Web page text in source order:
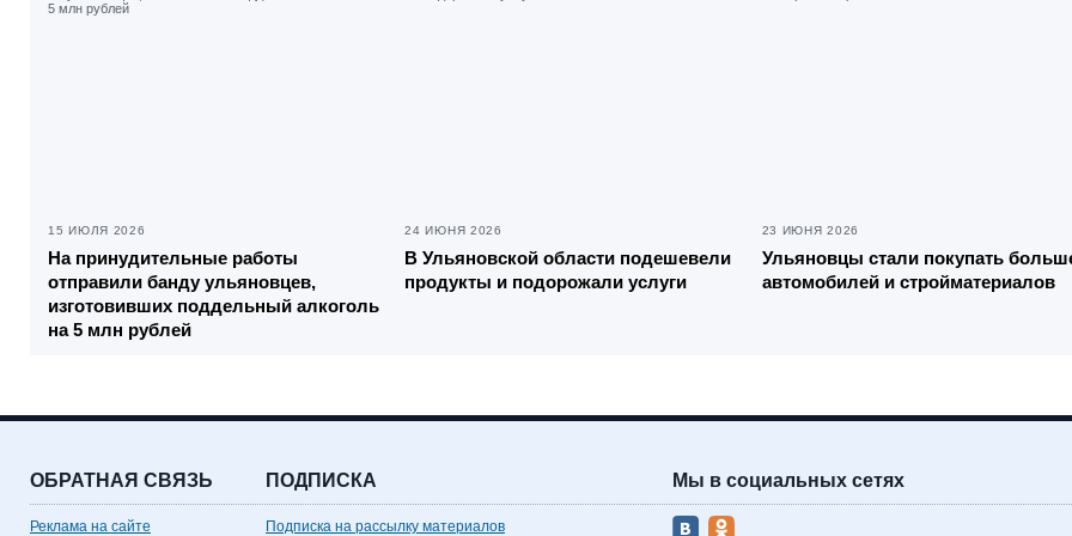
15 ИЮЛЯ 2026
На принудительные работы
отправили банду ульяновцев,
изготовивших поддельный алкоголь
на 5 млн рублей
24 ИЮНЯ 2026
В Ульяновской области подешевели
продукты и подорожали услуги
23 ИЮНЯ 2026
Ульяновцы стали покупать
автомобилей и стройматериалов
ОБРАТНАЯ СВЯЗЬ
Реклама на сайте
ПОДПИСКА
Подписка на рассылку материалов
Мы в социальных сетях